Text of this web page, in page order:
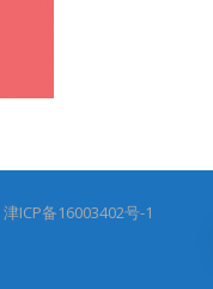
津ICP备16003402号-1